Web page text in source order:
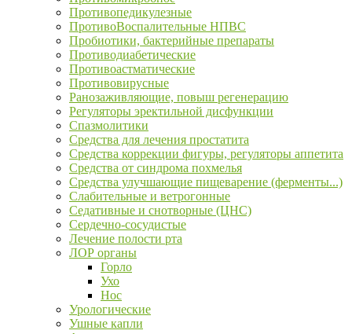
Противопедикулезные
ПротивоВоспалительные НПВС
Пробиотики, бактерийные препараты
Противодиабетические
Противоастматические
Противовирусные
Ранозаживляющие, повыш регенерацию
Регуляторы эректильной дисфункции
Спазмолитики
Средства для лечения простатита
Средства коррекции фигуры, регуляторы аппетита
Средства от синдрома похмелья
Средства улучшающие пищеварение (ферменты...)
Слабительные и ветрогонные
Седативные и снотворные (ЦНС)
Сердечно-сосудистые
Лечение полости рта
ЛОР органы
Горло
Ухо
Нос
Урологические
Ушные капли